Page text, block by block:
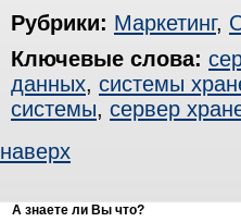
Рубрики: Маркетинг,
Ключевые слова:
данных, системы
системы, сервер
наверх
А знаете ли Вы что?